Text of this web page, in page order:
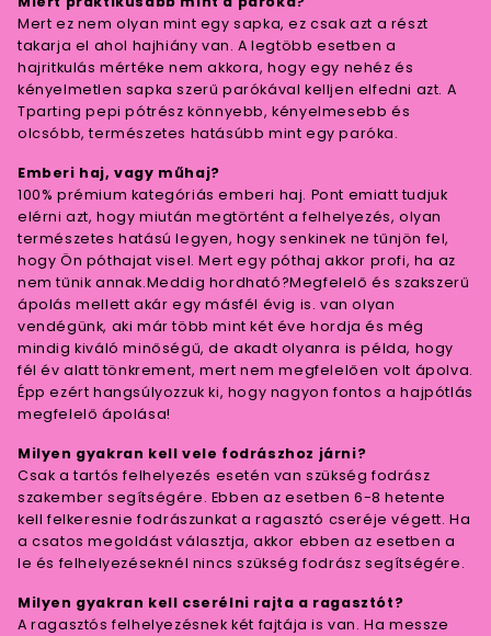
Mert ez nem olyan mint egy sapka, ez csak azt a részt
takarja el ahol hajhiány van. A legtöbb esetben a
hajritkulás mértéke nem akkora, hogy egy nehéz és
kényelmetlen sapka szerű parókával kelljen elfedni azt. A
Tparting pepi pótrész könnyebb, kényelmesebb és
olcsóbb, természetes hatásúbb mint egy paróka.
Emberi haj, vagy műhaj?
100% prémium kategóriás emberi haj. Pont emiatt tudjuk
elérni azt, hogy miután megtörtént a felhelyezés, olyan
természetes hatású legyen, hogy senkinek ne tűnjön fel,
hogy Ön póthajat visel. Mert egy póthaj akkor profi, ha az
nem tűnik annak.Meddig hordható?Megfelelő és szakszerű
ápolás mellett akár egy másfél évig is. van olyan
vendégünk, aki már több mint két éve hordja és még
mindig kiváló minőségű, de akadt olyanra is példa, hogy
fél év alatt tönkrement, mert nem megfelelően volt ápolva.
Épp ezért hangsúlyozzuk ki, hogy nagyon fontos a hajpótlás
megfelelő ápolása!
Milyen gyakran kell vele fodrászhoz járni?
Csak a tartós felhelyezés esetén van szükség fodrász
szakember segítségére. Ebben az esetben 6-8 hetente
kell felkeresnie fodrászunkat a ragasztó cseréje végett. Ha
a csatos megoldást választja, akkor ebben az esetben a
le és felhelyezéseknél nincs szükség fodrász segítségére.
Milyen gyakran kell cserélni rajta a ragasztót?
A ragasztós felhelyezésnek két fajtája is van. Ha messze